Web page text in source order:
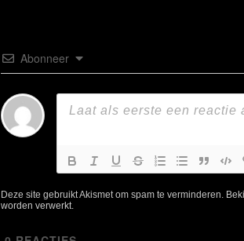
Abonneer
Deze site gebruikt Akismet om spam te verminderen.
worden verwerkt.